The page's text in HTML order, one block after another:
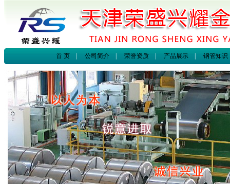
首 页 |公司简介 |荣誉资质 产品展示 |钢管知识